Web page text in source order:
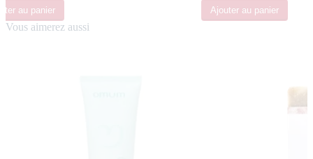
au panier Ajouter au panier
Vous aimerez aussi